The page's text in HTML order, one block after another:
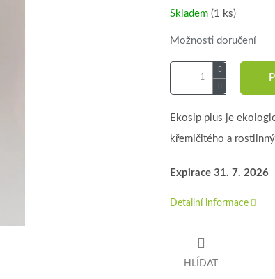
Skladem (1 ks)
Možnosti doručení
Ekosip plus je
křemičitého a
Expirace 31. 7. 2026
Detailní informace
HLÍDAT